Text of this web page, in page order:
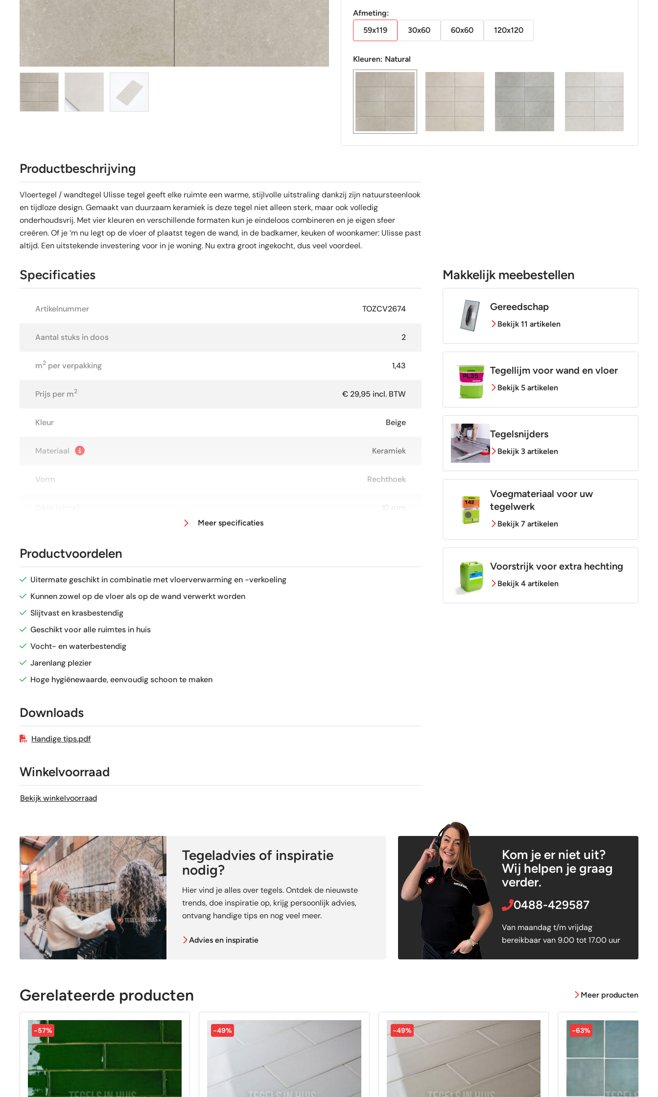
Afmeting:
59x119
30x60 60x60 120x120
Kleuren: Natural
Productbeschrijving
Vloertegel / wandtegel Ulisse tegel geeft elke ruimte een warme, stijlvolle uitstraling dankzij zijn natuursteenlook
en tijdloze design. Gemaakt van duurzaam keramiek is deze tegel niet alleen sterk, maar ook volledig
onderhoudsvrij. Met vier kleuren en verschillende formaten kun je eindeloos combineren en je eigen sfeer
creëren. Of je ‘m nu legt op de vloer of plaatst tegen de wand, in de badkamer, keuken of woonkamer: Ulisse past
altijd. Een uitstekende investering voor in je woning. Nu extra groot ingekocht, dus veel voordeel.
Specificaties
Artikelnummer TOZCV2674
Aantal stuks in doos 2
m2 per verpakking 1,43
Prijs per m2 € 29,95 incl. BTW
Kleur Beige
Materiaal Keramiek
Vorm Rechthoek
Antislipwaarde R9
Glans / Mat
Gerectificeerd
Vorstbestendig
Sortering
Craquelé
Geschikt voor vloerverwarming
Meer specificaties
Productvoordelen
Uitermate geschikt in combinatie met vloerverwarming en -verkoeling
Kunnen zowel op de vloer als op de wand verwerkt worden
Slijtvast en krasbestendig
Geschikt voor alle ruimtes in huis
Vocht- en waterbestendig
Jarenlang plezier
Hoge hygiënewaarde, eenvoudig schoon te maken
Downloads
Handige tips.pdf
Winkelvoorraad
Bekijk winkelvoorraad
Makkelijk meebestellen
Gereedschap
Bekijk 11 artikelen
Tegellijm voor wand en vloer
Bekijk 5 artikelen
Tegelsnijders
Bekijk 3 artikelen
Voegmateriaal voor uw
tegelwerk
Bekijk 7 artikelen
Voorstrijk voor extra hechting
Bekijk 4 artikelen
Tegeladvies of inspiratie
nodig?
Hier vind je alles over tegels. Ontdek de nieuwste
trends, doe inspiratie op, krijg persoonlijk advies,
ontvang handige tips en nog veel meer.
Advies en inspiratie
Kom je er niet uit?
Wij helpen je graag
verder.
0488-429587
Van maandag t/m vrijdag
bereikbaar van 9.00 tot 17.00 uur
Gerelateerde producten Meer producten
-57% -49% -49% -63%